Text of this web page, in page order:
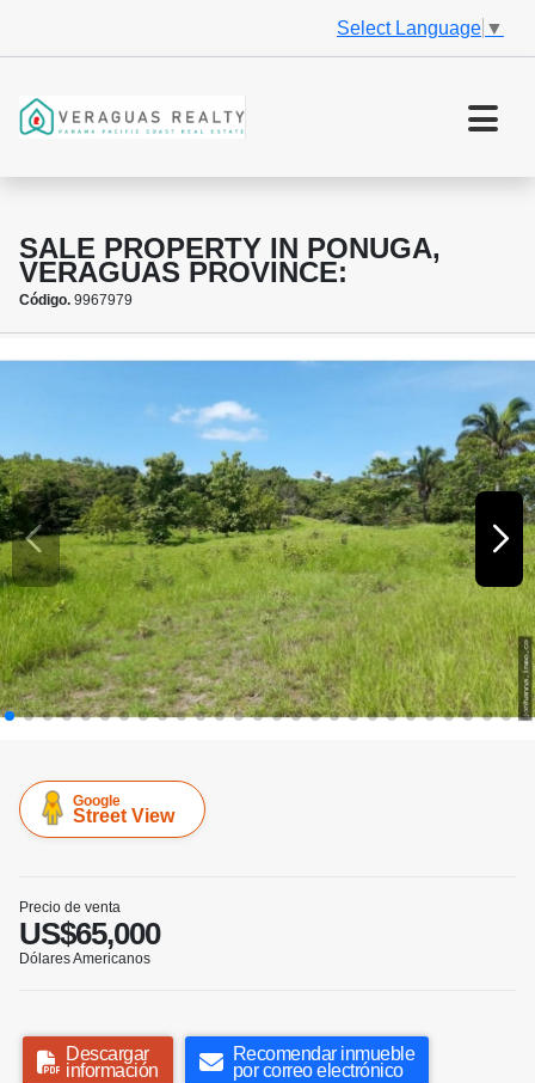
Select Language ▼
SALE PROPERTY IN PONUGA,
VERAGUAS PROVINCE:
Código. 9967979
Google
Street View
Precio de venta
US$65,000
Dólares Americanos
Descargar
información
Recomendar inmueble
por correo electrónico